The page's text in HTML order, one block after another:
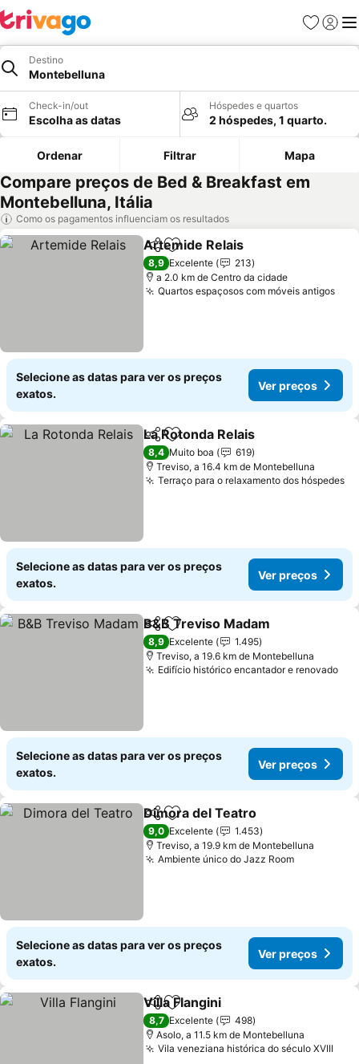
Favoritos
Iniciar
Destino
Montebelluna
Check-in/out
Escolha as datas
Hóspedes e quartos
2 hóspedes, 1 quarto.
Ordenar Filtrar Mapa
Compare preços de Bed & Breakfast em
Montebelluna, Itália
Como os pagamentos influenciam os resultados
PartilharAdicionar aos favoritos
Artemide Relais
8,9 Excelente
213
a 2.0 km de Centro da cidade
Quartos espaçosos com móveis antigosVer
Selecione as datas para ver os preços
exatos.
Ver preços
PartilharAdicionar aos favoritos
La Rotonda Relais
8,4 Muito boa
619
Treviso, a 16.4 km de Montebelluna
Terraço para o relaxamento dos hóspedes
Selecione as datas para ver os preços
exatos.
Ver preços
PartilharAdicionar aos favoritos
B&B Treviso Madam
8,9 Excelente
1.495
Treviso, a 19.6 km de Montebelluna
Edifício histórico encantador e renovado
Selecione as datas para ver os preços
exatos.
Ver preços
PartilharAdicionar aos favoritos
Dimora del Teatro
9,0 Excelente
1.453
Treviso, a 19.9 km de Montebelluna
Ambiente único do Jazz RoomVer preços
Selecione as datas para ver os preços
exatos.
Ver preços
PartilharAdicionar aos favoritos
Villa Flangini
8,7 Excelente
498
Asolo, a 11.5 km de Montebelluna
Vila veneziana histórica do século XVIIIVer